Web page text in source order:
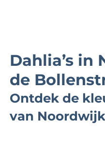
Dahlia’s in
de
Ontdek de
van Noordwijk